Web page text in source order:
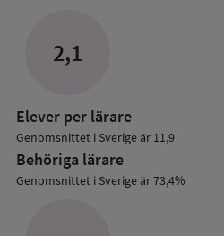
2,1
Elever per lärare
Genomsnittet i Sverige är 11,9
Behöriga lärare
Genomsnittet i Sverige är 73,4%